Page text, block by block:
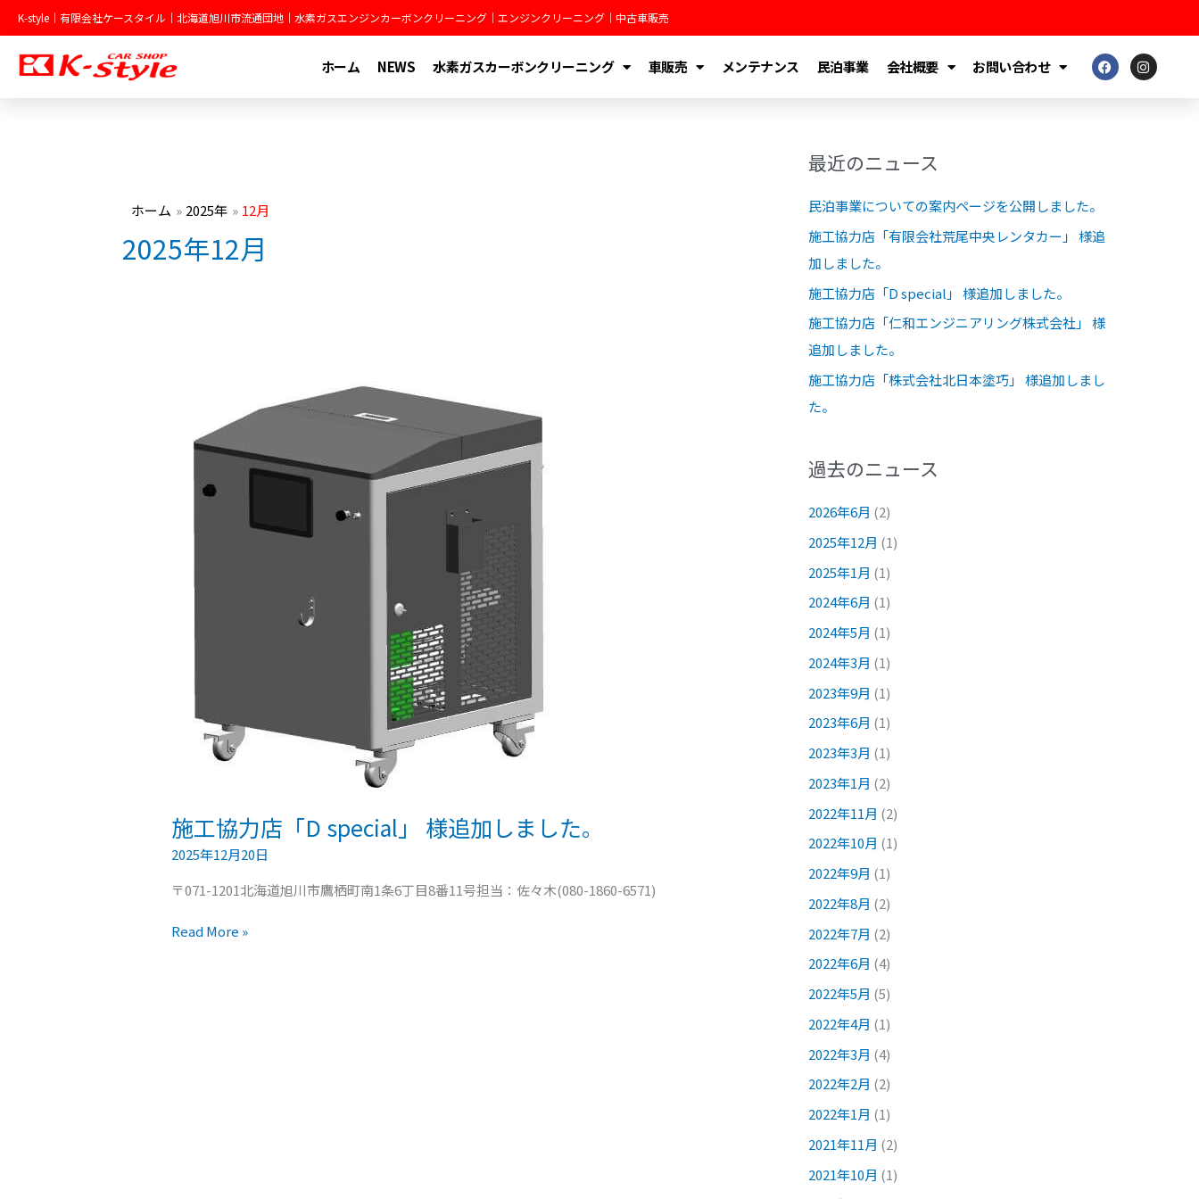
K-style｜有限会社ケースタイル｜北海道旭川市流通団地｜水素ガスエンジンカーボンクリーニング｜エンジンクリーニング｜中古車販売
ホーム NEWS 水素ガスカーボンクリーニング 車販売 メンテナンス 民泊事業 会社概要 お問い合わせ F
a
c
I
n
s
ホーム 2025年 12月
2025年12月
施工協力店「D special」 様追加しました。
2025年12月20日
〒071-1201北海道旭川市鷹栖町南1条6丁目8番11号担当：佐々木(080-1860-6571)
Read More »
最近のニュース
民泊事業についての案内ページを公開しました。
施工協力店「有限会社荒尾中央レンタカー」 様追
加しました。
施工協力店「D special」 様追加しました。
施工協力店「仁和エンジニアリング株式会社」 様
追加しました。
施工協力店「株式会社北日本塗巧」 様追加しまし
た。
過去のニュース
2026年6月 (2)
2025年12月 (1)
2025年1月 (1)
2024年6月 (1)
2024年5月 (1)
2024年3月 (1)
2023年9月 (1)
2023年6月 (1)
2023年3月 (1)
2023年1月 (2)
2022年11月 (2)
2022年10月 (1)
2022年9月 (1)
2022年8月 (2)
2022年7月 (2)
2022年6月 (4)
2022年5月 (5)
2022年4月 (1)
2022年3月 (4)
2022年2月 (2)
2022年1月 (1)
2021年11月 (2)
2021年10月 (1)
Facebook Instagram